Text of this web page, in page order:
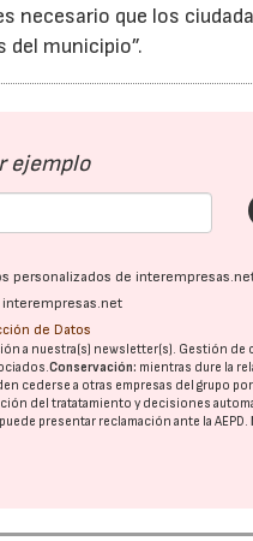
necesario que los
municipio”.
ejemplo
personalizados de
de Datos
a nuestra(s) newsletter(s). Gestión de
Conservación: mientras dure la
cederse a otras empresas del grupo
del tratatamiento y decisiones
presentar reclamación ante laAEPD.